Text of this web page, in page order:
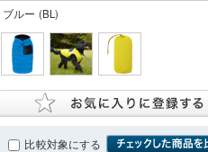
ブルー (BL)
比較対象にする